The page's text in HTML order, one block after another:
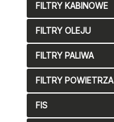
FILTRY KABINOWE
FILTRY OLEJU
FILTRY PALIWA
FILTRY POWIETRZA
FIS